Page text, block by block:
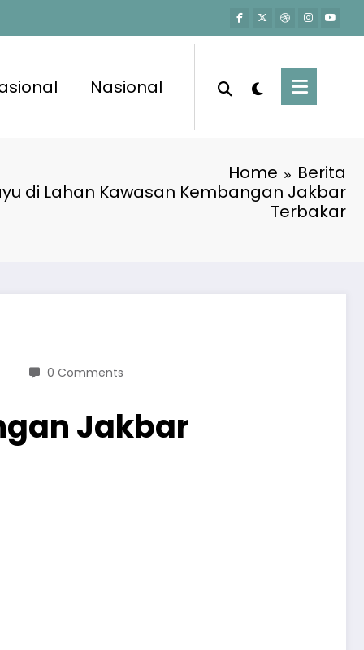
Nasional
Home
Berita
di Lahan Kawasan Kembangan Jakbar
Terbakar
0 Comments
Jakbar